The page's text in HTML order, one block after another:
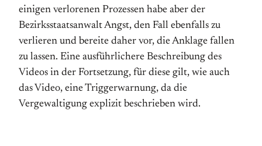
einigen verlorenen Prozessen habe aber der
Bezirksstaatsanwalt Angst, den Fall ebenfalls zu
verlieren und bereite daher vor, die Anklage fallen
zu lassen. Eine ausführlichere Beschreibung des
Videos in der Fortsetzung, für diese gilt, wie auch
das Video, eine Triggerwarnung, da die
Vergewaltigung explizit beschrieben wird.